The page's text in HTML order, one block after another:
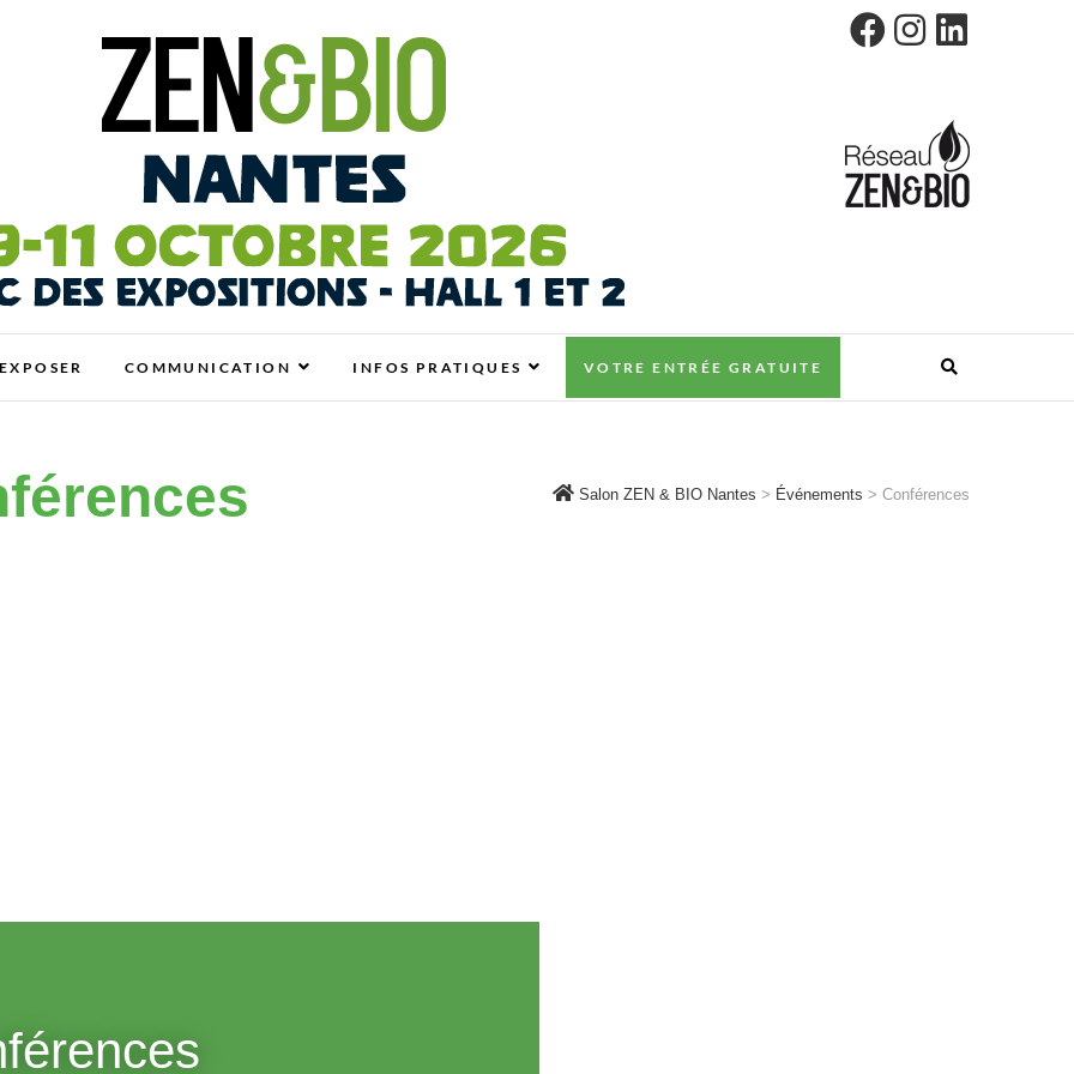
BIO, BIEN-ÊTRE ET HABITAT SAIN
EXPOSER COMMUNICATION INFOS PRATIQUES VOTRE ENTRÉE GRATUITE
Salon ZEN & BIO Nantes > Événements > Conférences